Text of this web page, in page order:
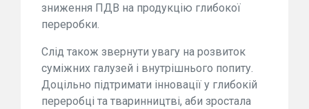
зниження ПДВ на продукцію глибокої
переробки.
Слід також звернути увагу на розвиток
суміжних галузей і внутрішнього попиту.
Доцільно підтримати інновації у глибокій
переробці та тваринництві, аби зростала